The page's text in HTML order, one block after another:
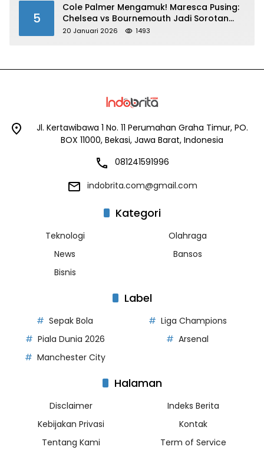
5
Cole Palmer Mengamuk! Maresca Pusing:
Chelsea vs Bournemouth Jadi Sorotan
Utama
20 Januari 2026 1493
Jl. Kertawibawa 1 No. 11 Perumahan Graha Timur, PO.
BOX 11000, Bekasi, Jawa Barat, Indonesia
081241591996
indobrita.com@gmail.com
Kategori
Teknologi
Olahraga
News
Bansos
Bisnis
Label
Sepak Bola
Liga Champions
Piala Dunia 2026
Arsenal
Manchester City
Halaman
Disclaimer
Indeks Berita
Kebijakan Privasi
Kontak
Tentang Kami
Term of Service